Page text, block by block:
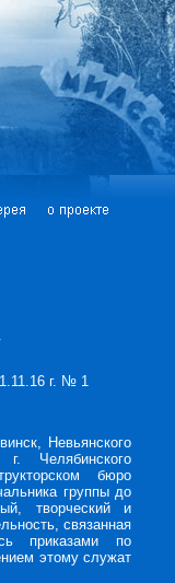
г. № 1
Невьянского
Челябинского
бюро
группы до
творческий и
связанная
приказами по
этому служат